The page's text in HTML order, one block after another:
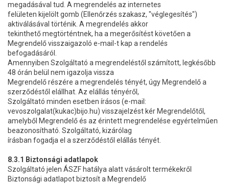
megadásával tud. A megrendelés az internetes
felületen kijelölt gomb (Ellenőrzés szakasz, "véglegesítés")
aktiválásával történik. A megrendelés akkor
tekinthető megtörténtnek, ha a megerősítést követően a
Megrendelő visszaigazoló e-mail-t kap a rendelés
befogadásáról.
Amennyiben Szolgáltató a megrendeléstől számított, legkésőbb
48 órán belül nem igazolja vissza
Megrendelő részére a megrendelés tényét, úgy Megrendelő a
szerződéstől elállhat. Az elállás tényéről,
Szolgáltató minden esetben írásos (e-mail:
vevoszolgalat(kukac)bijo.hu) visszajelzést kér Megrendelőtől,
amelyből Megrendelő és az érintett megrendelése egyértelműen
beazonosítható. Szolgáltató, kizárólag
írásban fogadja el a szerződéstől elállás tényét.
8.3.1 Biztonsági adatlapok
Szolgáltató jelen ÁSZF hatálya alatt vásárolt termékekről
Biztonsági adatlapot biztosít a Megrendelő